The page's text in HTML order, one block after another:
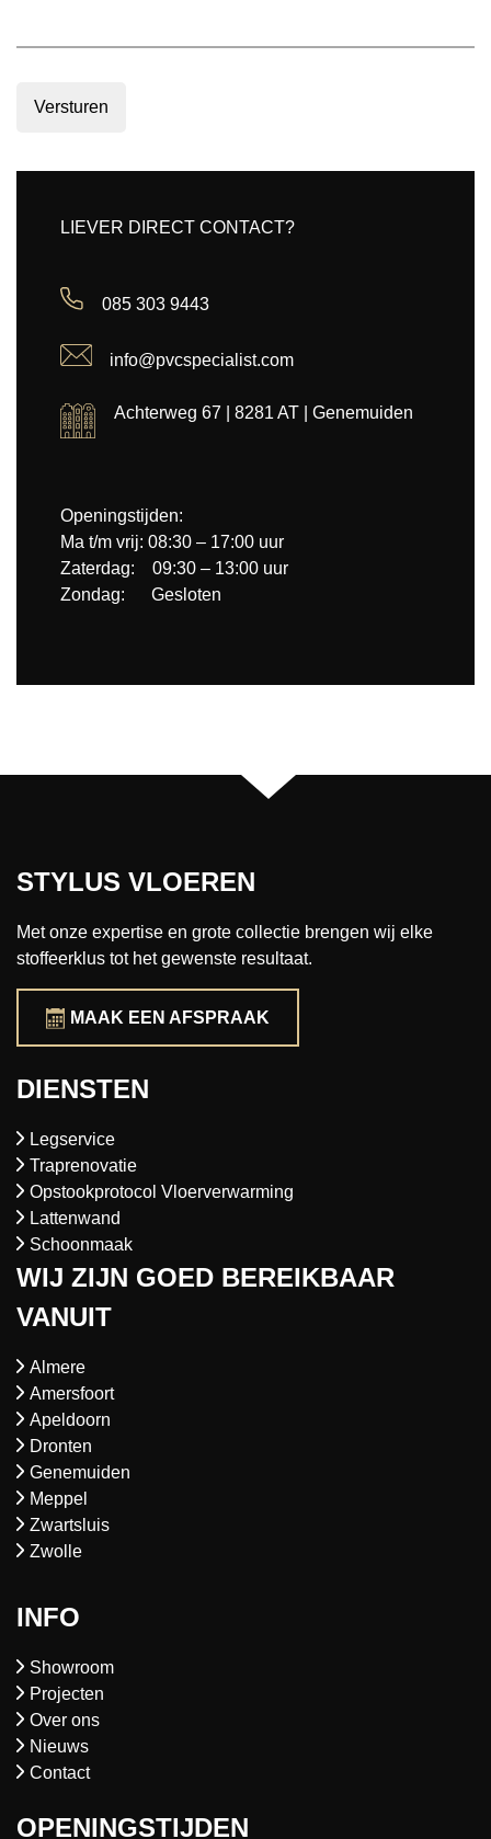
Versturen
LIEVER DIRECT CONTACT?
085 303 9443
info@pvcspecialist.com
Achterweg 67 | 8281 AT | Genemuiden
Openingstijden:
Ma t/m vrij: 08:30 – 17:00 uur
Zaterdag: 09:30 – 13:00 uur
Zondag: Gesloten
STYLUS VLOEREN
Met onze expertise en grote collectie brengen wij elke
stoffeerklus tot het gewenste resultaat.
MAAK EEN AFSPRAAK
DIENSTEN
Legservice
Traprenovatie
Opstookprotocol Vloerverwarming
Lattenwand
Schoonmaak
WIJ ZIJN GOED BEREIKBAAR
VANUIT
Almere
Amersfoort
Apeldoorn
Dronten
Genemuiden
Meppel
Zwartsluis
Zwolle
INFO
Showroom
Projecten
Over ons
Nieuws
Contact
OPENINGSTIJDEN